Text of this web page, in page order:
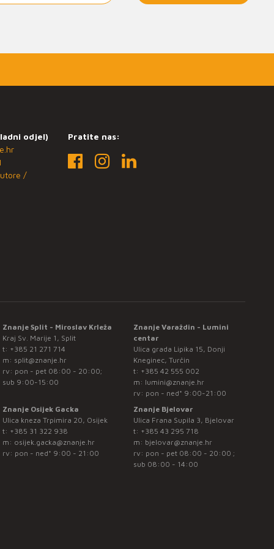
odjel)
/
Pratite nas:
Znanje Split - Miroslav Krleža
Kraj Sv. Marije 1, Split
t: +385 21 271 714
m: split@znanje.hr
rv: pon - pet 08:00 - 20:00;
sub 9:00-15:00
Znanje Varaždin - Lumini
centar
Ulica grada Lipika 15, Donji
Kneginec, Turčin
t: +385 42 555 002
m: lumini@znanje.hr
rv: pon - ned* 9:00-21:00
Znanje Osijek Gacka
Ulica kneza Trpimira 20, Osijek
t: +385 31 322 938
m: osijek.gacka@znanje.hr
rv: pon - ned* 9:00 - 21:00
Znanje Bjelovar
Ulica Frana Supila 3, Bjelovar
t: +385 43 295 718
m: bjelovar@znanje.hr
rv: pon - pet 08:00 - 20:00 ;
sub 08:00 - 14:00